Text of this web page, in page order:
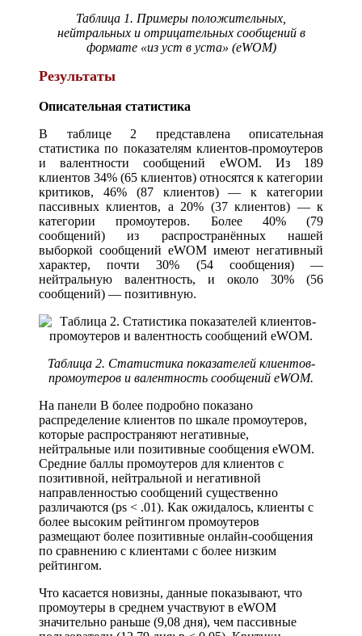
Таблица 1. Примеры положительных,
нейтральных и отрицательных сообщений в
формате «из уст в уста» (eWOM)
Результаты
Описательная статистика
В таблице 2 представлена описательная
статистика по показателям клиентов-промоутеров
и валентности сообщений eWOM. Из 189
клиентов 34% (65 клиентов) относятся к категории
критиков, 46% (87 клиентов) — к категории
пассивных клиентов, а 20% (37 клиентов) — к
категории промоутеров. Более 40% (79
сообщений) из распространённых нашей
выборкой сообщений eWOM имеют негативный
характер, почти 30% (54 сообщения) —
нейтральную валентность, и около 30% (56
сообщений) — позитивную.
Таблица 2. Статистика показателей клиентов-
промоутеров и валентность сообщений eWOM.
На панели B более подробно показано
распределение клиентов по шкале промоутеров,
которые распространяют негативные,
нейтральные или позитивные сообщения eWOM.
Средние баллы промоутеров для клиентов с
позитивной, нейтральной и негативной
направленностью сообщений существенно
различаются (ps < .01). Как ожидалось, клиенты с
более высоким рейтингом промоутеров
размещают более позитивные онлайн-сообщения
по сравнению с клиентами с более низким
рейтингом.
Что касается новизны, данные показывают, что
промоутеры в среднем участвуют в eWOM
значительно раньше (9,08 дня), чем пассивные